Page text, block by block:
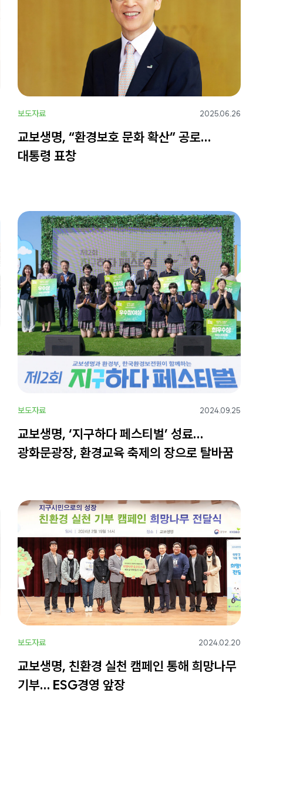
보도자료 2025.06.26
교보생명, “환경보호 문화 확산” 공로…
대통령 표창
보도자료 2024.09.25
교보생명, ‘지구하다 페스티벌’ 성료…
광화문광장, 환경교육 축제의 장으로 탈바꿈
보도자료 2024.02.20
교보생명, 친환경 실천 캠페인 통해 희망나무
기부… ESG경영 앞장